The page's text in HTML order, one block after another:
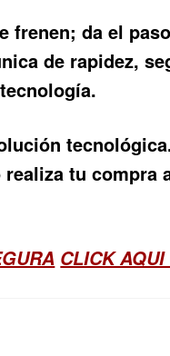
da el
de rapidez,
tu
CLICK